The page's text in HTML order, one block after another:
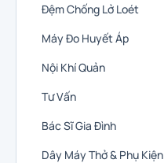
Đệm Chống Lở Loét
Máy Đo Huyết Áp
Nội Khí Quản
Tư Vấn
Bác Sĩ Gia Đình
Dây Máy Thở & Phụ Kiện